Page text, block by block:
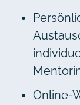
Online-